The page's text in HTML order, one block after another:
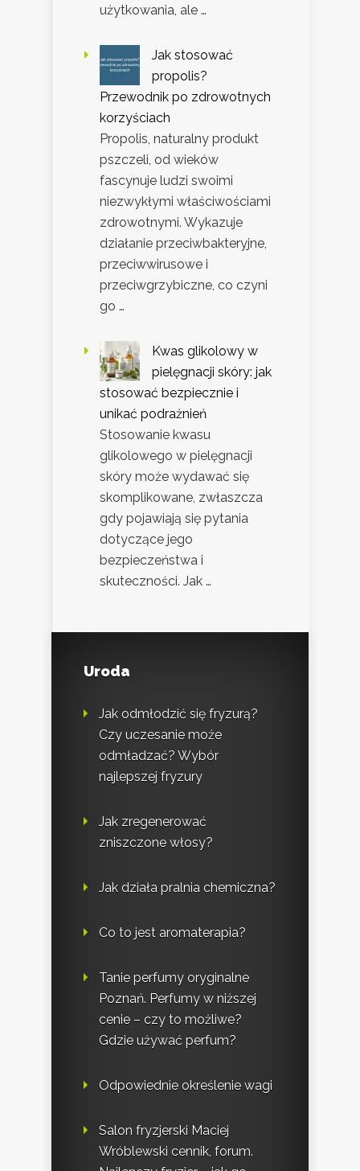
użytkowania, ale …
Jak stosować
propolis?
Przewodnik po zdrowotnych
korzyściach
Propolis, naturalny produkt
pszczeli, od wieków
fascynuje ludzi swoimi
niezwykłymi właściwościami
zdrowotnymi. Wykazuje
działanie przeciwbakteryjne,
przeciwwirusowe i
przeciwgrzybiczne, co czyni
go …
Kwas glikolowy w
pielęgnacji skóry: jak
stosować bezpiecznie i
unikać podrażnień
Stosowanie kwasu
glikolowego w pielęgnacji
skóry może wydawać się
skomplikowane, zwłaszcza
gdy pojawiają się pytania
dotyczące jego
bezpieczeństwa i
skuteczności. Jak …
Uroda
Jak odmłodzić się fryzurą?
Czy uczesanie może
odmładzać? Wybór
najlepszej fryzury
Jak zregenerować
zniszczone włosy?
Jak działa pralnia chemiczna?
Co to jest aromaterapia?
Tanie perfumy oryginalne
Poznań. Perfumy w niższej
cenie – czy to możliwe?
Gdzie używać perfum?
Odpowiednie określenie wagi
Salon fryzjerski Maciej
Wróblewski cennik, forum.